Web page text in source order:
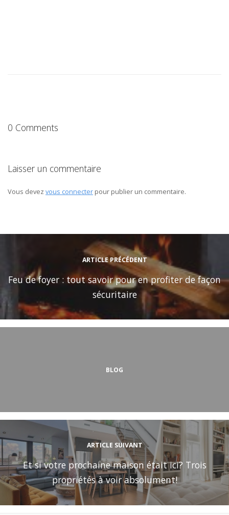
0 Comments
Laisser un commentaire
Vous devez vous connecter pour publier un commentaire.
ARTICLE PRÉCÉDENT
Feu de foyer : tout savoir pour en profiter de façon
sécuritaire
BLOG
ARTICLE SUIVANT
Et si votre prochaine maison était ici? Trois
propriétés à voir absolument!